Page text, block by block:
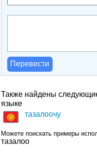
Перевести
Также найдены
языке
тазалоочу
Можете поискать примеры
тазалоо